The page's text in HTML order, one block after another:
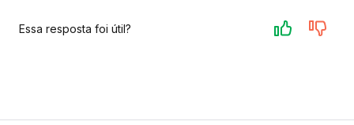
Essa resposta foi útil?